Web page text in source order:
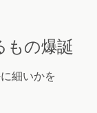
もの爆誕
細いかを